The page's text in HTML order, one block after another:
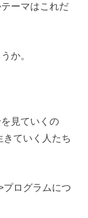
ーマはこれだ
か。
見ていくの
ていく人たち
プログラムにつ